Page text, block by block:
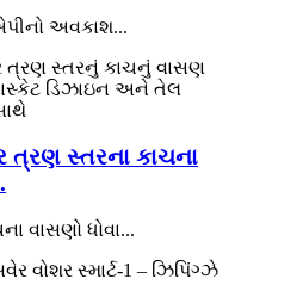
અવકાશ...
ત્રણ સ્તરના કાચના
વાસણો ધોવા...